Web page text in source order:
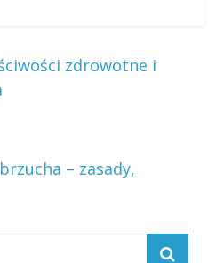
zdrowotne i
– zasady,